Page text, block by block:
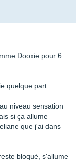
Dooxie pour 6
quelque part.
niveau sensation
si ça allume
que j'ai dans
bloqué, s'allume